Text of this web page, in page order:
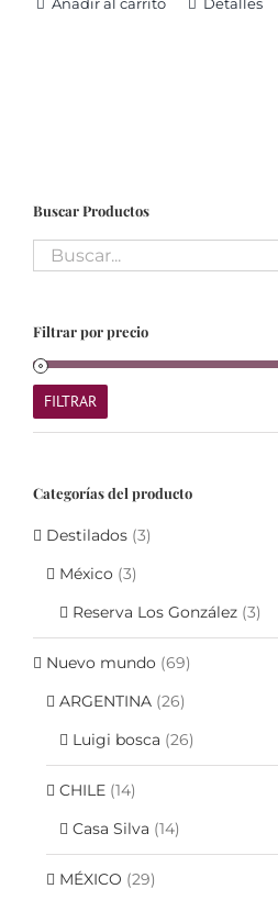
Añadir al carrito Detalles
Buscar Productos
Filtrar por precio
FILTRAR
Categorías del producto
Destilados (3)
México (3)
Reserva Los González (3)
Nuevo mundo (69)
ARGENTINA (26)
Luigi bosca (26)
CHILE (14)
Casa Silva (14)
MÉXICO (29)